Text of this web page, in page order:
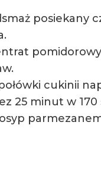
posiekany
cukinii
25 minut w 170